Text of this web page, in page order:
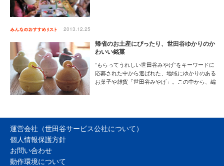
[11月の特集] 人と街がつながる、世田谷のコミ
ュニティ
2013.12.25
帰省のお土産にぴったり、世田谷ゆかりのか
わいい銘菓
“もらってうれしい世田谷みやげ”をキーワードに
応募された中から選ばれた、地域にゆかりのある
お菓子や雑貨「世田谷みやげ」。この中から、編
谷みやげ」です。 （くみん手帖編集部／山本多恵
子）
運営会社（世田谷サービス公社について）
個人情報保護方針
お問い合わせ
動作環境について